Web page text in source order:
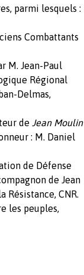
parmi lesquels :
Combattants
M. Jean-Paul
Régional
Delmas,
de Jean Moulin
: M. Daniel
de Défense
de Jean
CNR.
les peuples,